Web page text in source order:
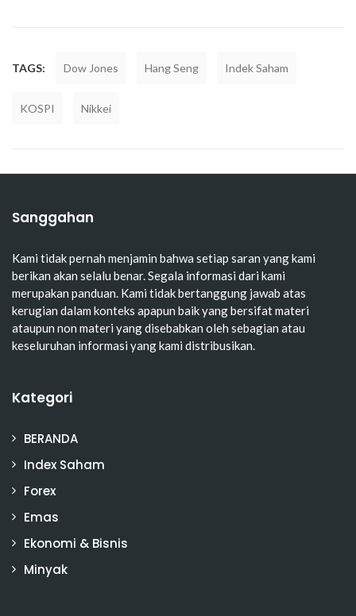
TAGS: Dow Jones Hang Seng Indek Saham
KOSPI Nikkei
Sanggahan
Kami tidak pernah menjamin bahwa setiap saran yang kami
berikan akan selalu benar. Segala informasi dari kami
merupakan panduan. Kami tidak bertanggung jawab atas
kerugian dalam konteks apapun baik yang bersifat materi
ataupun non materi yang disebabkan oleh sebagian atau
keseluruhan informasi yang kami distribusikan.
Kategori
BERANDA
Index Saham
Forex
Emas
Ekonomi & Bisnis
Minyak